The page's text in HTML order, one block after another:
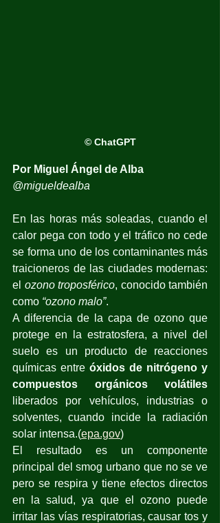
© ChatGPT
Por Miguel Ángel de Alba
@migueldealba
En las horas más soleadas, cuando el
calor pega con todo y el tráfico no cede
se forma uno de los contaminantes más
traicioneros de las ciudades modernas:
el ozono troposférico, conocido también
como “ozono malo”.
A diferencia de la capa de ozono que
protege en la estratosfera, a nivel del
suelo es un producto de reacciones
químicas entre óxidos de nitrógeno y
compuestos orgánicos volátiles
liberados por vehículos, industrias o
solventes, cuando incide la radiación
solar intensa.(epa.gov)
El resultado es un componente
principal del smog urbano que no se ve
pero se respira y tiene efectos directos
en la salud, ya que el ozono puede
irritar las vías respiratorias, causar tos y